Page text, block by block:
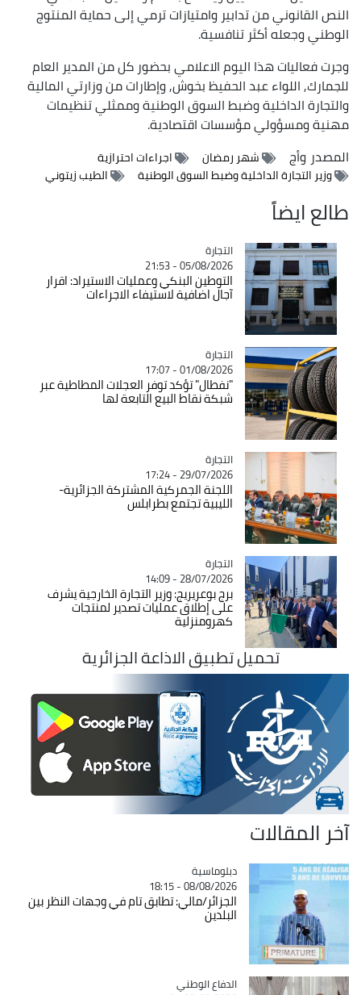
النص القانوني من تدابير وامتيازات ترمي إلى حماية المنتوج
الوطني وجعله أكثر تنافسية.
وجرت فعاليات هذا اليوم الاعلامي بحضور كل من المدير العام
للجمارك, اللواء عبد الحفيظ بخوش, وإطارات من وزارتي المالية
والتجارة الداخلية وضبط السوق الوطنية وممثلي تنظيمات
مهنية ومسؤولي مؤسسات اقتصادية.
المصدروأج شهر رمضان
اجراءات احترازية
وزير التجارة الداخلية وضبط السوق الوطنية
الطيب زيتوني
طالع ايضاً
Catégorie
التجارة
05/08/2026 - 21:53
التوطين البنكي وعمليات الاستيراد: اقرار
آجال اضافية لاستيفاء الاجراءات
Catégorie
التجارة
01/08/2026 - 17:07
"نفطال" تؤكد توفر العجلات المطاطية عبر
شبكة نقاط البيع التابعة لها
Catégorie
التجارة
29/07/2026 - 17:24
اللجنة الجمركية المشتركة الجزائرية-
الليبية تجتمع بطرابلس
Catégorie
التجارة
28/07/2026 - 14:09
برج بوعريريج: وزير التجارة الخارجية يشرف
على إطلاق عمليات تصدير لمنتجات
كهرومنزلية
تحميل تطبيق الاذاعة الجزائرية
آخر المقالات
Catégorie
دبلوماسية
08/08/2026 - 18:15
الجزائر/مالي: تطابق تام في وجهات النظر بين
البلدين
Catégorie
الدفاع الوطني